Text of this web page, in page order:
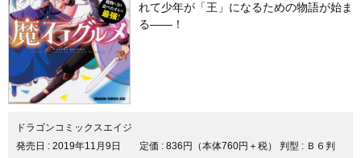
れて少年が「王」になるための物語が始ま
る――！
ドラゴンコミックスエイジ
発売日 : 2019年11月9日 定価 : 836円（本体760円＋税） 判型 : Ｂ６判